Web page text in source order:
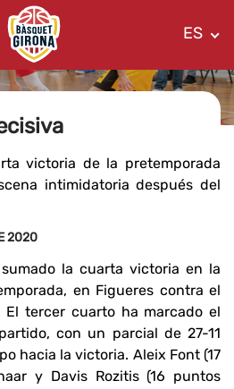
ES
victoria de la pretemporada
intimidatoria después del
2020
la cuarta victoria en la
en Figueres contra el
El tercer cuarto ha marcado el
con un parcial de 27-11
hacia la victoria. Aleix Font (17
y Davis Rozitis (16 puntos